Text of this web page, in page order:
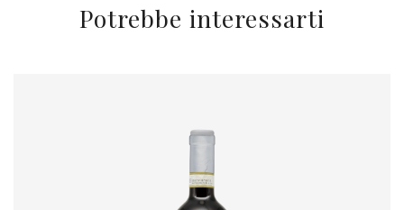
Potrebbe interessarti